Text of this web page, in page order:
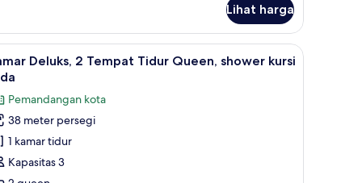
Lihat harga
minibar, dan brankas Seprai premium, bantalan ekstra lembut,
3
Deluks, 2 Tempat Tidur Queen, shower kursi
Pemandangan kota
38 meter persegi
1 kamar tidur
Kapasitas 3